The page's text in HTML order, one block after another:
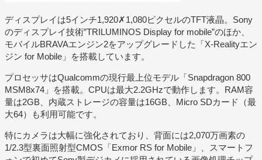
ディスプレイは5インチ1,920✗1,080ピクセルのTFT液晶。Sony
のディスプレイ技術”TRILUMINOS Display for mobile”のほか、
モバイルBRAVAエンジン2をアップグレードした「X-Realityエン
ジン for Mobile」を搭載しています。
プロセッサはQualcommの現行最上位モデル「Snapdragon 800
MSM8x74」を搭載。CPUは最大2.2GHzで動作します。RAM容
量は2GB、内蔵ストレージの容量は16GB、Micro SDカード（最
大64）も利用可能です。
特にカメラは大幅に強化されており、背面には2,070万画素の
1/2.3型裏面照射型CMOS「Exmor RS for Mobile」、スマートフ